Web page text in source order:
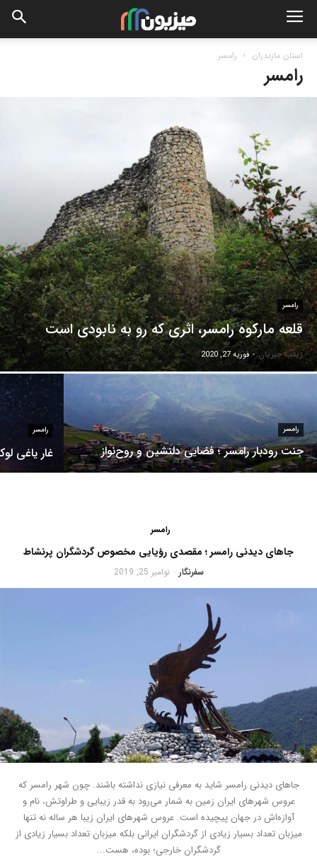
استان مازندران رامسر
رامسر
رامسر
قلعه مارکوه رامسر، اثری که رو به نابودی است
زینب جیریان - فوریه 27, 2020
رامسر
جنت رودبار رامسر ؛ فضایی دلنشین و روح‌نواز
رامسر
غار یاغی
رامسر
جاهای دیدنی رامسر ؛ مقصدی رؤیایی مخصوص گردشگران پرنشاط
سفرنگار - نوامبر 25, 2019
جاهای دیدنی رامسر شاید به معرفی نیازی نداشته باشند. چون شهر رامسر که
عروس شهرهای ایران زمین به شمار می‌رود به قدر زیبایی و طراوتش، نام و
آوازه‌‌اش در جهان پیچیده است. عروس شهرهای ایران زیبا هر ساله نه تنها
میزبان تعداد بسیار زیادی از گردشگران ایرانی بلکه میزبان تعداد بسیار زیادی از
گردشگران خارجی؛ بوده، هست...